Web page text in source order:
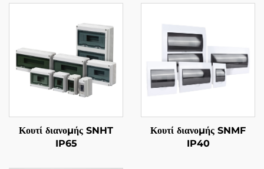
Κουτί διανομής SNHT
IP65
Κουτί διανομής SNMF
IP40